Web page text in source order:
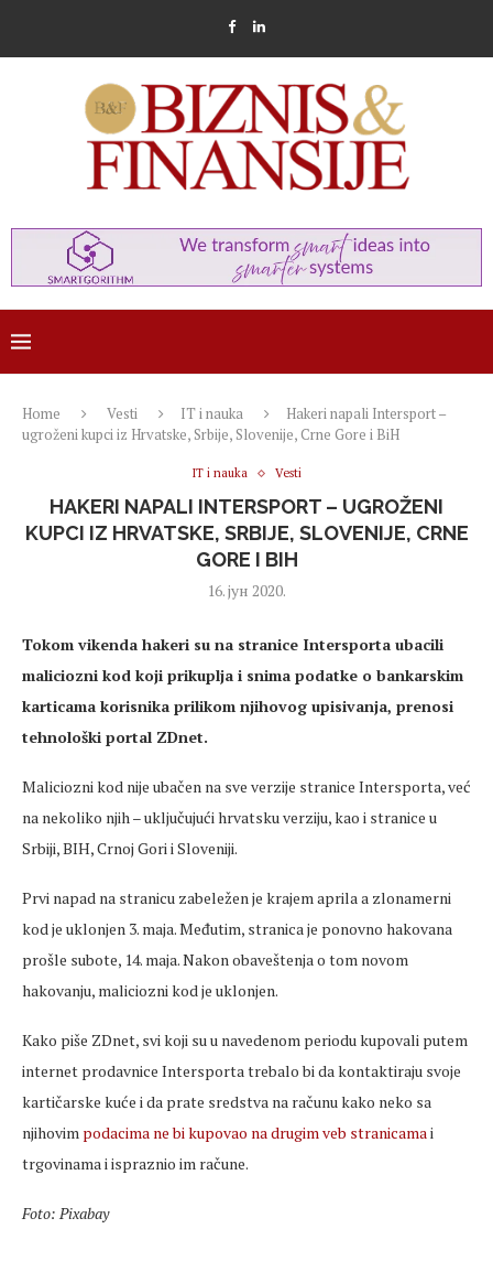
Home Vesti IT i nauka
Hakeri napali Intersport –
ugroženi kupci iz Hrvatske, Srbije, Slovenije, Crne Gore i BiH
IT i nauka Vesti
HAKERI NAPALI INTERSPORT – UGROŽENI
KUPCI IZ HRVATSKE, SRBIJE, SLOVENIJE, CRNE
GORE I BIH
16. јун 2020.
Tokom vikenda hakeri su na stranice Intersporta ubacili
maliciozni kod koji prikuplja i snima podatke o bankarskim
karticama korisnika prilikom njihovog upisivanja, prenosi
tehnološki portal ZDnet.
Maliciozni kod nije ubačen na sve verzije stranice Intersporta, već
na nekoliko njih – uključujući hrvatsku verziju, kao i stranice u
Srbiji, BIH, Crnoj Gori i Sloveniji.
Prvi napad na stranicu zabeležen je krajem aprila a zlonamerni
kod je uklonjen 3. maja. Međutim, stranica je ponovno hakovana
prošle subote, 14. maja. Nakon obaveštenja o tom novom
hakovanju, maliciozni kod je uklonjen.
Kako piše ZDnet, svi koji su u navedenom periodu kupovali putem
internet prodavnice Intersporta trebalo bi da kontaktiraju svoje
kartičarske kuće i da prate sredstva na računu kako neko sa
njihovim podacima ne bi kupovao na drugim veb stranicamai
trgovinama i ispraznio im račune.
Foto: Pixabay